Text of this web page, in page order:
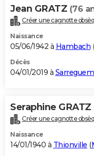
Jean GRATZ (76
Créer une cagnotte
Naissance
05/06/1942 à Hambach (
Décès
04/01/2019 à
Seraphine GRATZ
Créer une cagnotte
Naissance
14/01/1940 à Thionville (